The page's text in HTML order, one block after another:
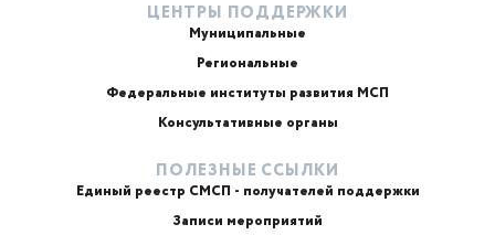
ЦЕНТРЫ ПОДДЕРЖКИ
Муниципальные
Региональные
Федеральные институты развития МСП
Консультативные органы
ПОЛЕЗНЫЕ ССЫЛКИ
Единый реестр СМСП - получателей поддержки
Записи мероприятий
ИИ-консультант
Маркетплейсы и регуляторика